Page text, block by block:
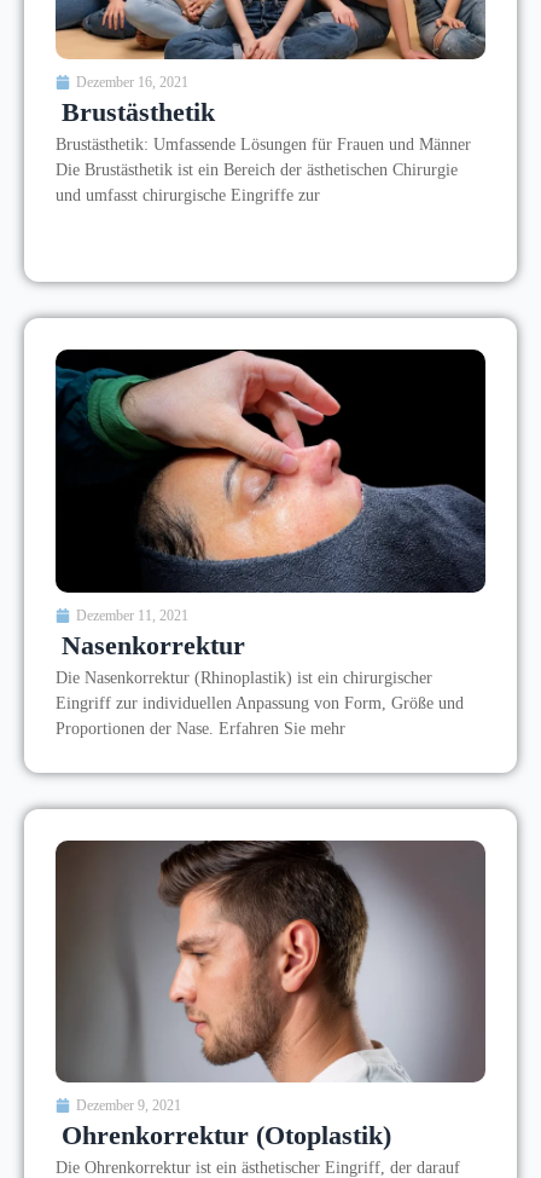
Dezember 16, 2021
Brustästhetik
Brustästhetik: Umfassende Lösungen für Frauen und Männer
Die Brustästhetik ist ein Bereich der ästhetischen Chirurgie
und umfasst chirurgische Eingriffe zur
Dezember 11, 2021
Nasenkorrektur
Die Nasenkorrektur (Rhinoplastik) ist ein chirurgischer
Eingriff zur individuellen Anpassung von Form, Größe und
Proportionen der Nase. Erfahren Sie mehr
Dezember 9, 2021
Ohrenkorrektur (Otoplastik)
Die Ohrenkorrektur ist ein ästhetischer Eingriff, der darauf